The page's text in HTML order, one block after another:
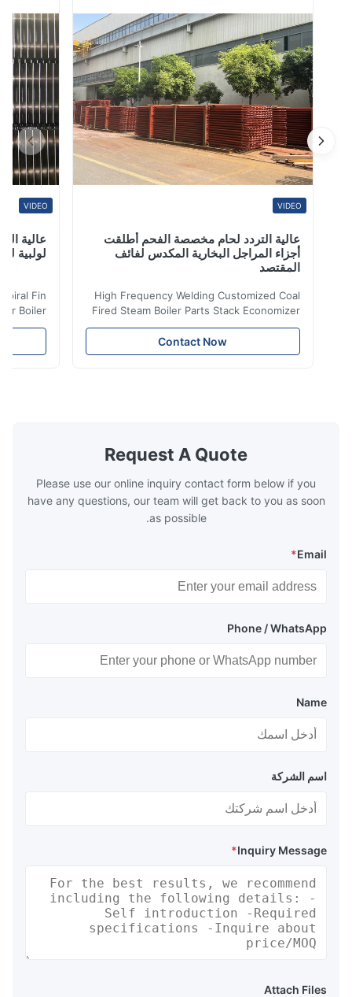
S55C ، ST37-2 ، ST37-3 ، 1010-1050 ، S235
(JR.J0.J2G3.J2G4) اساسي ASTM ، AISI ، ASME ، SUS ،
JIS ...
عالية التردد لحام مخصصة الفحم أطلقت
أجزاء المراجل البخارية المكدس لفائف
المقتصد
High Frequency Welding Customized Coal
Fired Steam Boiler Parts Stack Economizer
Coil Boiler economizer Boiler Economizer is
the energy improving device that helps to
reduce the cost of operation by saving the
boilers is generally in the temperature
range of 200°C – 250°C, so there
Contact Now
عالية
لولبية لنقل
Spiral Fin
Boiler
is the
saving the
Request A Quote
Please use our online inquiry contact form below if you
have any questions, our team will get back to you as soon
as possible.
Email
*
Phone / WhatsApp
Name
اسم الشركة
Inquiry Message
*
Attach Files